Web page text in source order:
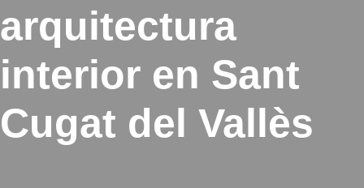
arquitectura
interior en Sant
Cugat del Vallès